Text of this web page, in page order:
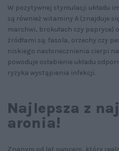
W pozytywnej stymulacji układu
są również witaminy A (znajduje
marchwi, brokułach czy papryce)
źródłami są: fasola, orzechy czy
niskiego nasłonecznienia cierpi
powoduje osłabienie układu
ryzyka wystąpienia infekcji.
Najlepsza z
aronia!